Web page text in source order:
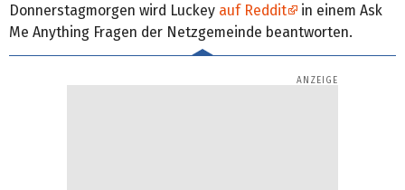
Donnerstagmorgen wird Luckey auf Reddit
in einem Ask
Me Anything Fragen der Netzgemeinde beantworten.